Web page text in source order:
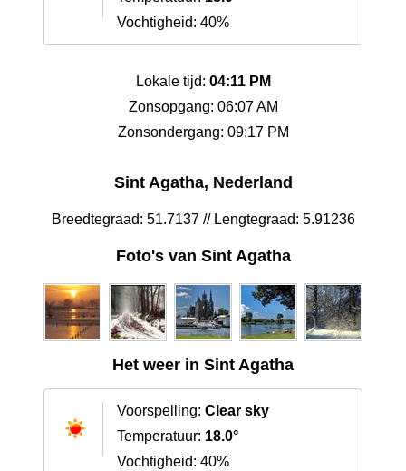
Vochtigheid: 40%
Lokale tijd: 04:11 PM
Zonsopgang: 06:07 AM
Zonsondergang: 09:17 PM
Sint Agatha, Nederland
Breedtegraad: 51.7137 // Lengtegraad: 5.91236
Foto's van Sint Agatha
Het weer in Sint Agatha
Voorspelling: Clear sky
Temperatuur: 18.0°
Vochtigheid: 40%